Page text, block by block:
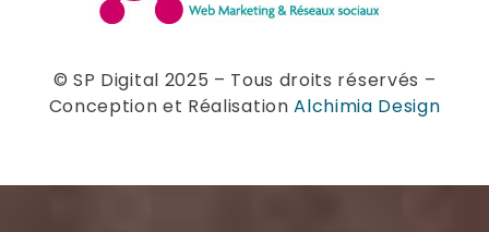
© SP Digital 2025 – Tous droits réservés –
Conception et RéalisationAlchimia Design